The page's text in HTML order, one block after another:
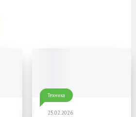
Техника
25.02.2026